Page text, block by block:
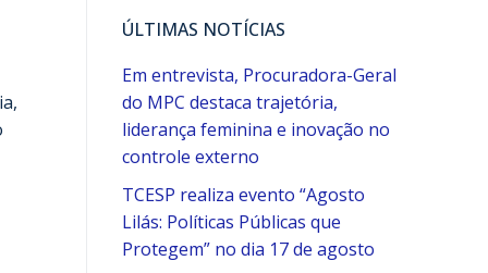
ÚLTIMAS NOTÍCIAS
Em entrevista, Procuradora-Geral
do MPC destaca trajetória,
liderança feminina e inovação no
controle externo
TCESP realiza evento “Agosto
Lilás: Políticas Públicas que
Protegem” no dia 17 de agosto